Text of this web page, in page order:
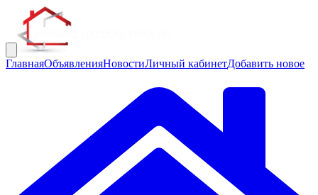
ГлавнаяОбъявленияНовостиЛичный кабинетДобавить новое